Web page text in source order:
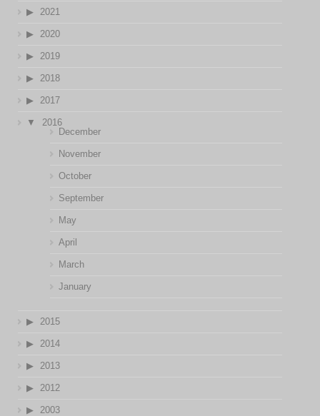
2021
2020
2019
2018
2017
2016
December
November
October
September
May
April
March
January
2015
2014
2013
2012
2003